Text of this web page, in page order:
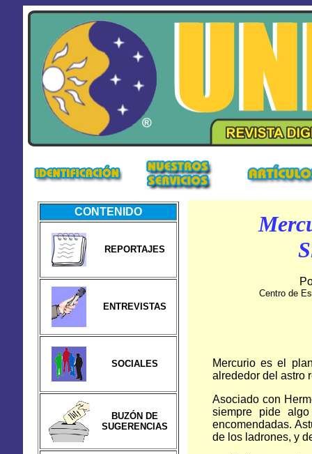
CONTENIDO
REPORTAJES
ENTREVISTAS
SOCIALES
BUZÓN DE
SUGERENCIAS
Centro de
Mercurio es el
alrededor del astro
Asociado con
siempre pide
encomendadas.
de los ladrones, y